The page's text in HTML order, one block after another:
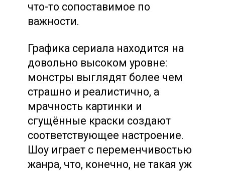
что-то сопоставимое по
важности.
Графика сериала находится на
довольно высоком уровне:
монстры выглядят более чем
страшно и реалистично, а
мрачность картинки и
сгущённые краски создают
соответствующее настроение.
Шоу играет с переменчивостью
жанра, что, конечно, не такая уж